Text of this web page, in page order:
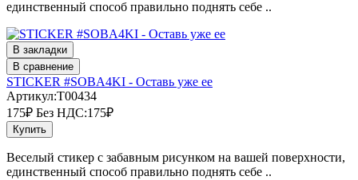
единственный способ правильно поднять себе ..
В закладки
В сравнение
STICKER #SOBA4KI - Оставь уже ее
Артикул:T00434
175₽ Без НДС:175₽
Купить
Веселый стикер с забавным рисунком на вашей поверхности,
единственный способ правильно поднять себе ..